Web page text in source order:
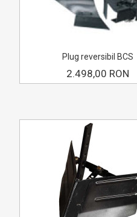
Plug reversibil BCS
2.498,00 RON